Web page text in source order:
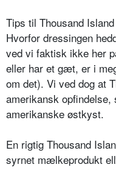
Tips til Thousand
Hvorfor dressingen
ved vi faktisk ikke her
eller har et gæt, er i
om det). Vi ved dog at
amerikansk
amerikanske østkyst.
En rigtig Thousand
syrnet mælkeprodukt